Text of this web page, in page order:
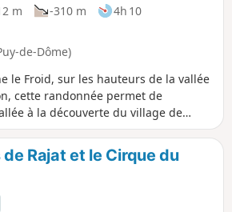
m -310 m
4h 10
de-Dôme)
le Froid, sur les hauteurs de la vallée
cette randonnée permet de
à la découverte du village de
possède une église et une chapelle
puis de remonter sur le plateau en
points de vue sur la vallée de la
et les puys qui l'encadrent,
Rajat et le Cirque du